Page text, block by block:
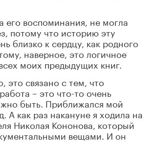
его воспоминания, не могла
потому что историю эту
близко к сердцу, как родного
наверное, это логичное
моих предыдущих книг.
это связано с тем, что
– это что-то очень
быть. Приближался мой
А как раз накануне я ходила на
Николая Кононова, который
вещами. И он